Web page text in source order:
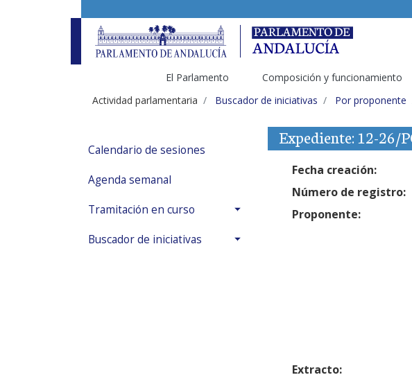
El Parlamento Composición y funcionamiento
Actividad parlamentaria
Buscador de iniciativas Por proponente
Calendario de sesiones
Agenda semanal
Tramitación en curso
Buscador de iniciativas
Expediente: 12-26/
Fecha creación:
Número de registro:
Proponente:
Extracto: